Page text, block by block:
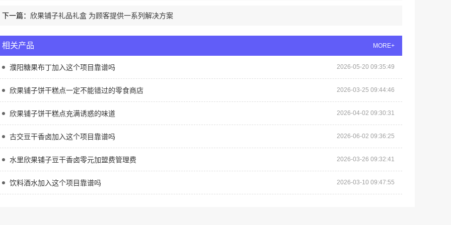
下一篇： 欣果铺子礼品礼盒 为顾客提供一系列解决方案
相关产品 MORE+
濮阳糖果布丁加入这个项目靠谱吗 2026-05-20 09:35:49
欣果铺子饼干糕点一定不能错过的零食商店 2026-03-25 09:44:46
欣果铺子饼干糕点充满诱惑的味道 2026-04-02 09:30:31
古交豆干香卤加入这个项目靠谱吗 2026-06-02 09:36:25
水里欣果铺子豆干香卤零元加盟费管理费 2026-03-26 09:32:41
饮料酒水加入这个项目靠谱吗 2026-03-10 09:47:55